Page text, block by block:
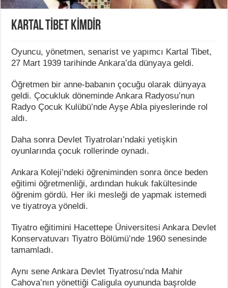
KARTAL TİBET KİMDİR
Oyuncu, yönetmen, senarist ve yapımcı Kartal Tibet,
27 Mart 1939 tarihinde Ankara’da dünyaya geldi.
Öğretmen bir anne-babanın çocuğu olarak dünyaya
geldi. Çocukluk döneminde Ankara Radyosu’nun
Radyo Çocuk Kulübü’nde Ayşe Abla piyeslerinde rol
aldı.
Daha sonra Devlet Tiyatroları’ndaki yetişkin
oyunlarında çocuk rollerinde oynadı.
Ankara Koleji’ndeki öğreniminden sonra önce beden
eğitimi öğretmenliği, ardından hukuk fakültesinde
öğrenim gördü. Her iki mesleği de yapmak istemedi
ve tiyatroya yöneldi.
Tiyatro eğitimini Hacettepe Üniversitesi Ankara Devlet
Konservatuvarı Tiyatro Bölümü’nde 1960 senesinde
tamamladı.
Aynı sene Ankara Devlet Tiyatrosu’nda Mahir
Cahova’nın yönettiği Caligula oyununda başrolde